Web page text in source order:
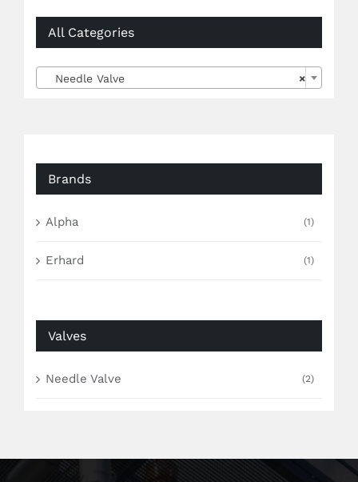
All Categories
×
Needle Valve
Brands
Alpha (1)
Erhard (1)
Valves
Needle Valve (2)